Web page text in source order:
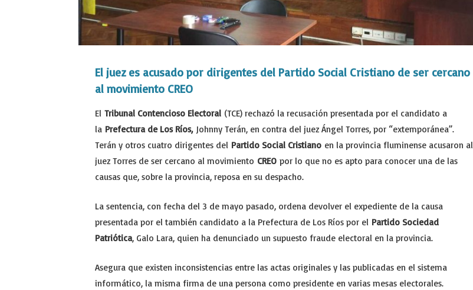
El juez es acusado por dirigentes del Partido Social Cristiano de ser cercano
al movimiento CREO
El Tribunal Contencioso Electoral (TCE) rechazó la recusación presentada por el candidato a
la Prefectura de Los Ríos,Johnny Terán, en contra del juez Ángel Torres, por “extemporánea”.
Terán y otros cuatro dirigentes del Partido Social Cristianoen la provincia fluminense acusaron al
juez Torres de ser cercano al movimiento CREOpor lo que no es apto para conocer una de las
causas que, sobre la provincia, reposa en su despacho.
La sentencia, con fecha del 3 de mayo pasado, ordena devolver el expediente de la causa
presentada por el también candidato a la Prefectura de Los Ríos por el Partido Sociedad
Patriótica, Galo Lara, quien ha denunciado un supuesto fraude electoral en la provincia.
Asegura que existen inconsistencias entre las actas originales y las publicadas en el sistema
informático, la misma firma de una persona como presidente en varias mesas electorales.